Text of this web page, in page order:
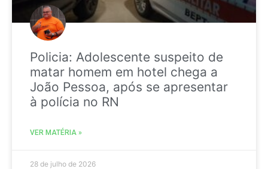
Policia: Adolescente suspeito de
matar homem em hotel chega a
João Pessoa, após se apresentar
à polícia no RN
VER MATÉRIA »
28 de julho de 2026